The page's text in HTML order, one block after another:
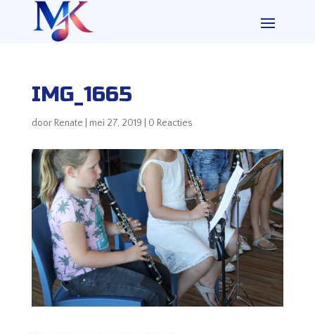
IMG_1665
door Renate mei 27, 2019 0 Reacties